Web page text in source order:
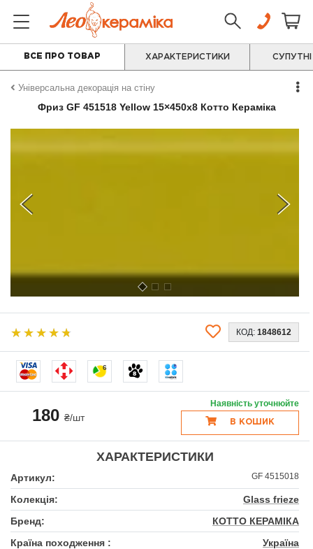
ВСЕ ПРО ТОВАР ХАРАКТЕРИСТИКИ
Універсальна декорація на стіну
Фриз GF 451518 Yellow 15×450x8 Котто Кераміка
КОД: 1848612
6
180₴/шт
Наявність уточнюйте
В КОШИК
ХАРАКТЕРИСТИКИ
Артикул: GF 4515018
Колекція:
Glass frieze
Бренд:
КОТТО КЕРАМІКА
Країна походження :
Україна